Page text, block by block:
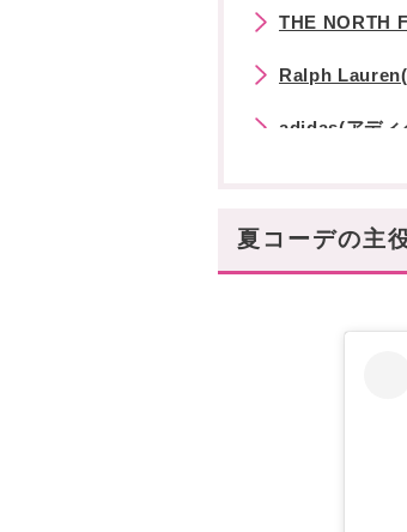
THE NORTH
Ralph
adidas(アディ
まとめ
あなたにオス
夏コーデの主